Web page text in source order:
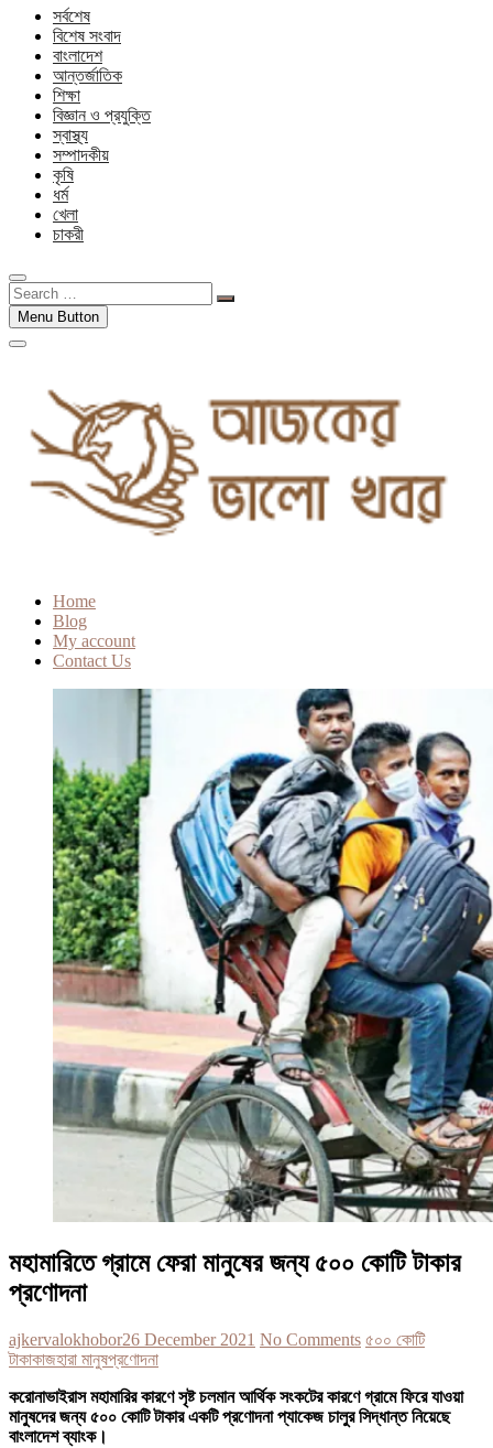
সর্বশেষ
বিশেষ সংবাদ
বাংলাদেশ
আন্তর্জাতিক
শিক্ষা
বিজ্ঞান ও প্রযুক্তি
স্বাস্থ্য
সম্পাদকীয়
কৃষি
ধর্ম
খেলা
চাকরী
Search
…Menu Button
Home
Blog
My account
Contact Us
মহামারিতে গ্রামে ফেরা মানুষের জন্য ৫০০ কোটি টাকার
প্রণোদনা
ajkervalokhobor26 December 2021 No Comments ৫০০ কোটি
টাকাকাজহারা মানুষপ্রণোদনা
করোনাভাইরাস মহামারির কারণে সৃষ্ট চলমান আর্থিক সংকটের কারণে গ্রামে ফিরে যাওয়া
মানুষদের জন্য ৫০০ কোটি টাকার একটি প্রণোদনা প্যাকেজ চালুর সিদ্ধান্ত নিয়েছে
বাংলাদেশ ব্যাংক।